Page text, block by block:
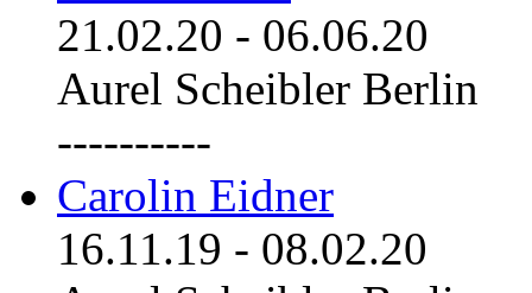
21.02.20 - 06.06.20
Aurel Scheibler Berlin
----------
Carolin Eidner
16.11.19 - 08.02.20